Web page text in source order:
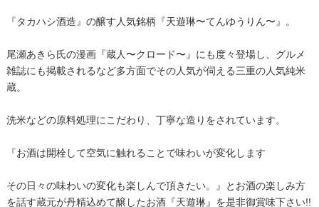
『タカハシ酒造』の醸す人気銘柄『天遊琳〜てんゆうりん〜』。
尾瀬あきら氏の漫画『蔵人〜クロード〜』にも度々登場し、グルメ
雑誌にも掲載されるなど多方面でその人気が伺える三重の人気純米
蔵。
洗米などの原料処理にこだわり、丁寧な造りをされています。
『お酒は開栓して空気に触れることで味わいが変化します
その日々の味わいの変化も楽しんで頂きたい。』とお酒の楽しみ方
を話す蔵元が丹精込めて醸したお酒『天遊琳』を是非御賞味下さい!!